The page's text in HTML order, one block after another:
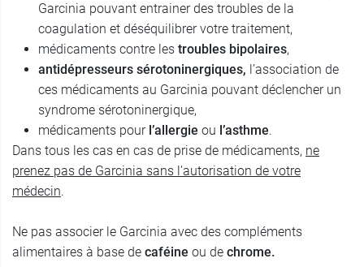
Garcinia pouvant entrainer des troubles de la
coagulation et déséquilibrer votre traitement,
médicaments contre les troubles bipolaires,
antidépresseurs sérotoninergiques, l’association de
ces médicaments au Garcinia pouvant déclencher un
syndrome sérotoninergique,
médicaments pourl’allergie ou l’asthme.
Dans tous les cas en cas de prise de médicaments, ne
prenez pas de Garcinia sans l’autorisation de votre
médecin.
Ne pas associer le Garcinia avec des compléments
alimentaires à base de caféine ou de chrome.